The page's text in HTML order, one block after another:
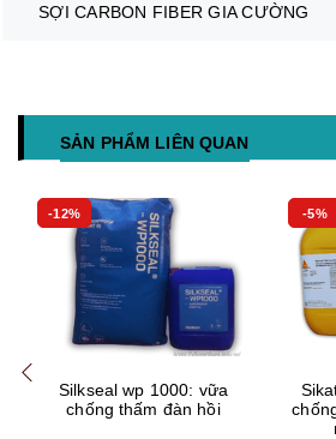
SỢI CARBON FIBER GIA CƯỜNG
SẢN PHẨM LIÊN QUAN
-12%
Silkseal wp 1000: vữa
chống thấm đàn hồi
-5%
Mua hàng Mua hàng